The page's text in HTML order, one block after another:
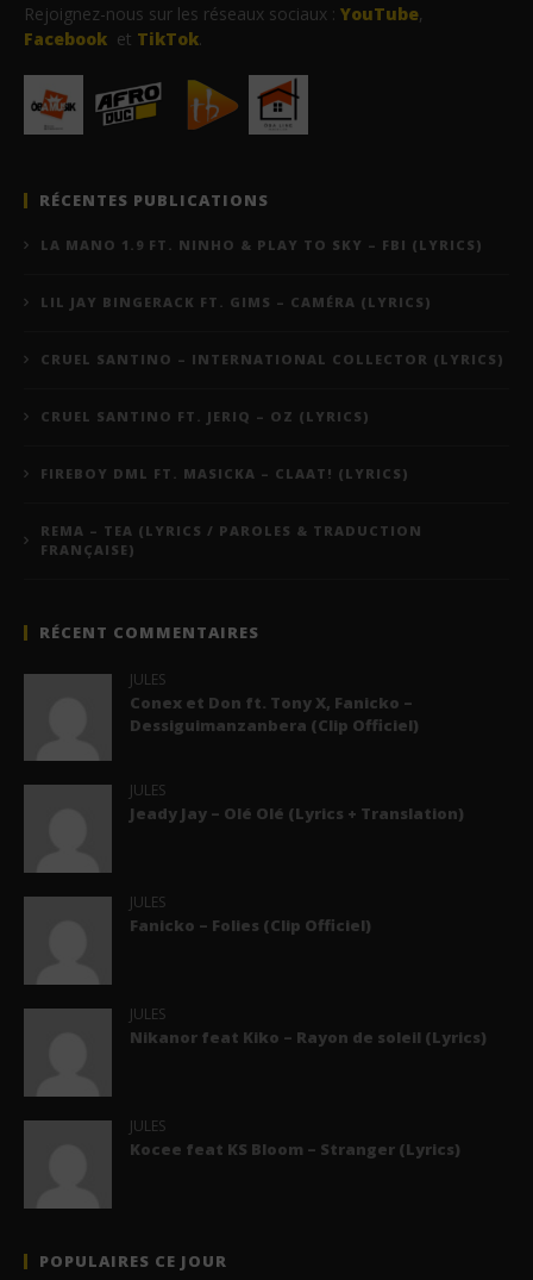
Rejoignez-nous sur les réseaux sociaux : YouTube,
Facebook et TikTok.
RÉCENTES PUBLICATIONS
LA MANO 1.9 FT. NINHO & PLAY TO SKY – FBI (LYRICS)
LIL JAY BINGERACK FT. GIMS – CAMÉRA (LYRICS)
CRUEL SANTINO – INTERNATIONAL COLLECTOR (LYRICS)
CRUEL SANTINO FT. JERIQ – OZ (LYRICS)
FIREBOY DML FT. MASICKA – CLAAT! (LYRICS)
REMA – TEA (LYRICS / PAROLES & TRADUCTION
FRANÇAISE)
RÉCENT COMMENTAIRES
JULES
Conex et Don ft. Tony X, Fanicko –
Dessiguimanzanbera (Clip Officiel)
JULES
Jeady Jay – Olé Olé (Lyrics + Translation)
JULES
Fanicko – Folies (Clip Officiel)
JULES
Nikanor feat Kiko – Rayon de soleil (Lyrics)
JULES
Kocee feat KS Bloom – Stranger (Lyrics)
POPULAIRES CE JOUR